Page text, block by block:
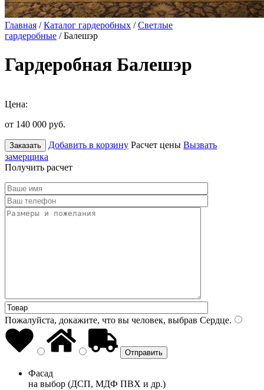
Главная /Каталог гардеробных /Светлые
гардеробные / Балешэр
Гардеробная Балешэр
Цена:
от 140 000 руб.
Заказать Добавить в корзину Расчет цены Вызвать
замерщика
Получить расчет
Пожалуйста, докажите, что вы человек, выбрав Сердце.
Фасад
на выбор (ДСП, МДФ ПВХ и др.)